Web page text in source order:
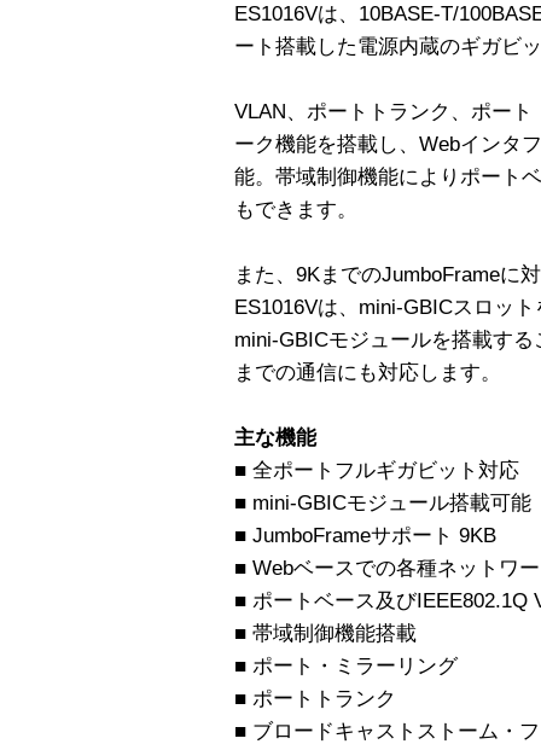
ES1016Vは、10BASE-T/
ート搭載した電源内蔵のギガビ
VLAN、ポートトランク、ポー
ーク機能を搭載し、Webインタ
能。帯域制御機能によりポート
もできます。
また、9KまでのJumboFrameに
ES1016Vは、mini-GBICスロッ
mini-GBICモジュールを搭載す
までの通信にも対応します。
主な機能
■ 全ポートフルギガビット対応
■ mini-GBICモジュール搭載可能
■ JumboFrameサポート 9KB
■ Webベースでの各種ネットワ
■ ポートベース及びIEEE802.1Q
■ 帯域制御機能搭載
■ ポート・ミラーリング
■ ポートトランク
■ ブロードキャストストーム・